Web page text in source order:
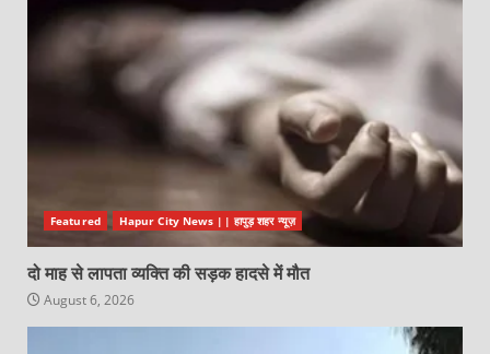
Featured Hapur City News || हापुड़ शहर न्यूज़
दो माह से लापता व्यक्ति की सड़क हादसे में मौत
August 6, 2026